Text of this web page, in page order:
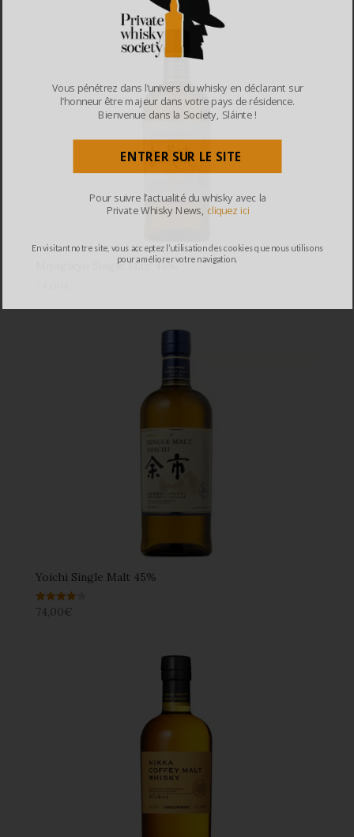
Miyagikyo Single Malt 45%
Yoichi Single Malt 45%
Note
74,00€
Vous pénétrez dans l’univers du whisky en déclarant sur
l’honneur être majeur dans votre pays de résidence.
Bienvenue dans la Society, Sláinte !
ENTRER SUR LE SITE
En visitant notre site, vous acceptez l’utilisation des cookies que nous utilisons
pour améliorer votre navigation.
Pour suivre l’actualité du whisky avec la
Private Whisky News, cliquez ici